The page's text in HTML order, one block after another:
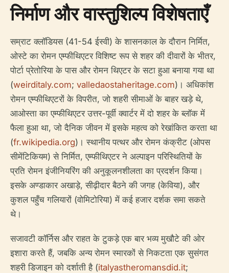
निर्माण और वास्तुशिल्प विशेषताएँ
सम्राट क्लॉडियस (41-54 ईस्वी) के शासनकाल के दौरान निर्मित,
ओस्टे का रोमन एम्फीथिएटर विशिष्ट रूप से शहर की दीवारों के भीतर,
पोर्टा प्रेतोरिया के पास और रोमन थिएटर के सटा हुआ बनाया गया था
(weirditaly.com; valledaostaheritage.com)। अधिकांश
रोमन एम्फीथिएटरों के विपरीत, जो शहरी सीमाओं के बाहर खड़े थे,
आओस्ता का एम्फीथिएटर उत्तर-पूर्वी क्वार्टर में दो शहर के ब्लॉक में
फैला हुआ था, जो दैनिक जीवन में इसके महत्व को रेखांकित करता था
(fr.wikipedia.org)। स्थानीय पत्थर और रोमन कंक्रीट (ओपस
सीमेंटिकियम) से निर्मित, एम्फीथिएटर ने अल्पाइन परिस्थितियों के
प्रति रोमन इंजीनियरिंग की अनुकूलनशीलता का प्रदर्शन किया।
इसके अण्डाकार अखाड़े, सीढ़ीदार बैठने की जगह (केविया), और
कुशल पहुँच गलियारों (वोमिटोरिया) में कई हजार दर्शक समा सकते
थे।
सजावटी कॉर्निस और राहत के टुकड़े एक बार भव्य मुखौटे की ओर
इशारा करते हैं, जबकि अन्य रोमन स्मारकों से निकटता एक सुसंगत
शहरी डिजाइन को दर्शाती है (italyastheromansdid.it;